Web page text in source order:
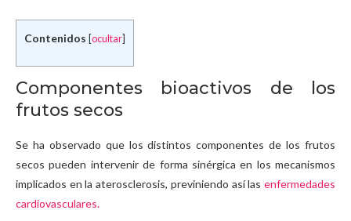
Contenidos ocultar
Componentes bioactivos de los
frutos secos
Se ha observado que los distintos componentes de los frutos
secos pueden intervenir de forma sinérgica en los mecanismos
implicados en la aterosclerosis, previniendo así las enfermedades
cardiovasculares.